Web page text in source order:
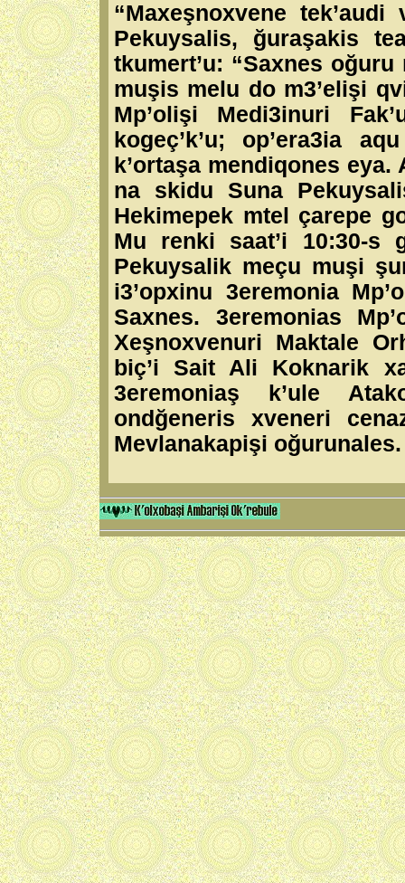
“Maxeşnoxvene
Pekuysalis, ğuraşakis
tkumert’u: “Saxnes
muşis melu do m3’elişi
Mp’olişi Medi3inuri
kogeç’k’u; op’era3ia
k’ortaşa mendiqones
na skidu Suna
Hekimepek mtel çarepe
Mu renki saat’i 10:30-
Pekuysalik meçu muşi
i3’opxinu 3eremonia
Saxnes. 3eremonias
Xeşnoxvenuri Maktale
biç’i Sait Ali Koknarik
3eremoniaş k’ule
ondğeneris xveneri
Mevlanakapişi oğurunales.